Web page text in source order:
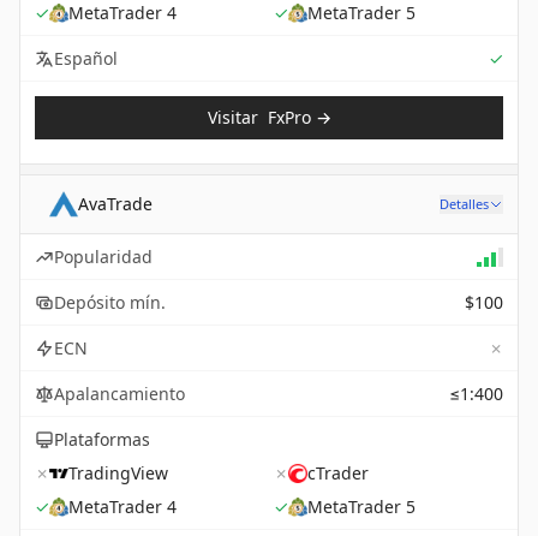
✓
MetaTrader 4 ✓
MetaTrader 5
Español
✓
Visitar FxPro→
AvaTrade Detalles
Popularidad
Depósito mín.
$100
ECN
✗
Apalancamiento
≤1:400
Plataformas
✗
TradingView ✗
cTrader
✓
MetaTrader 4 ✓
MetaTrader 5